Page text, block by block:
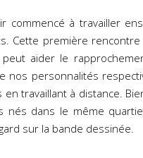
à travailler
Cette première
aider le
personnalités
travaillant à distance.
nés dans le même
sur la bande dessinée.